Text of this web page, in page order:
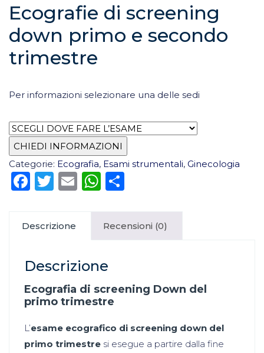
Ecografie di screening
down primo e secondo
trimestre
Per informazioni selezionare una delle sedi
Categorie: Ecografia, Esami strumentali, Ginecologia
Facebook
Twitter
EmailWhatsApp
Descrizione Recensioni (0)
Descrizione
Ecografia di screening Down del
primo trimestre
L’esame ecografico di screening down del
primo trimestre si esegue a partire dalla fine